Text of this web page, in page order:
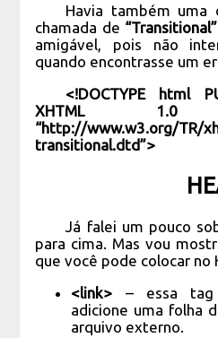
Havia também uma
chamada de “Transitional”
amigável, pois não
quando encontrasse um
<!DOCTYPE html
XHTML 1.0
“http://www.w3.org/TR/
transitional.dtd”>
Já falei um pouco
para cima. Mas vou
que você pode colocar no
<link> – essa tag
adicione uma folha
arquivo externo.